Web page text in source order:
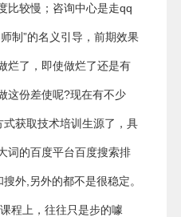
比较慢；咨询中心是走qq
制”的名义引导，前期效果
烂了，即使做烂了还是有
这份差使呢?现在有不少
获取技术培训生源了，具
词的百度平台百度搜索排
外,另外的都不是很稳定。
程上，往往只是步的噱